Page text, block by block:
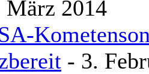
März 2014
- 3.